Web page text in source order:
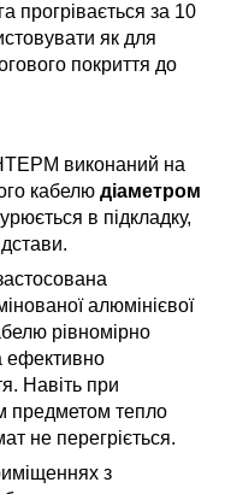
прогрівається за 10
як для
покриття до
виконаний на
кабелю діаметром
в підкладку,
алюмінієвої
рівномірно
ефективно
Навіть при
предметом тепло
не перегріється.
з